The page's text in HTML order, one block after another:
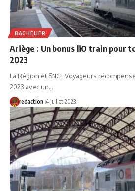
BACHELIER
Ariège : Un bonus liO train pour
2023
La Région et SNCF Voyageurs
2023 avec un…
redaction 4 juillet 2023